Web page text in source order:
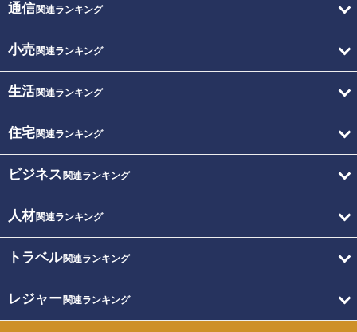
通信関連ランキング
小売関連ランキング
生活関連ランキング
住宅関連ランキング
ビジネス 関連ランキング
人材関連ランキング
トラベル関連ランキング
レジャー関連ランキング